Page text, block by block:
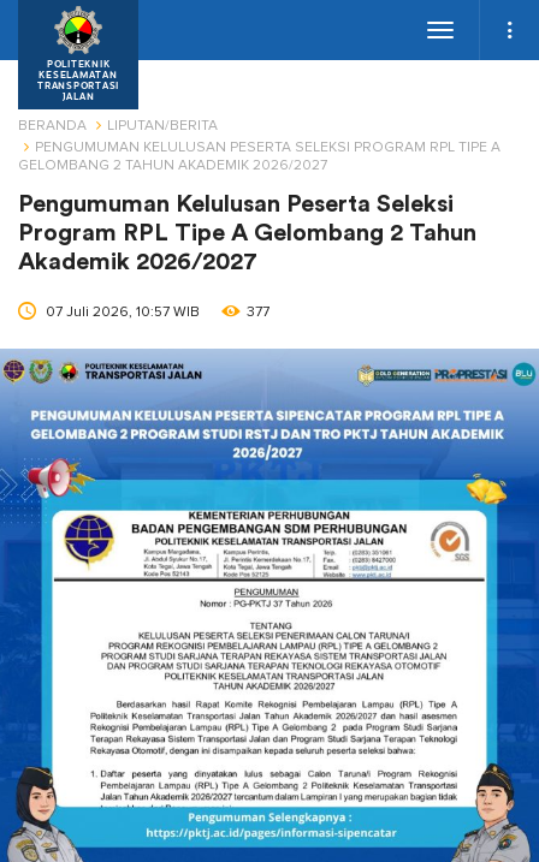
POLITEKNIK
KESELAMATAN
TRANSPORTASI
JALAN
Toggle
BERANDA
LIPUTAN/BERITA
PENGUMUMAN KELULUSAN PESERTA SELEKSI PROGRAM RPL TIPE A
GELOMBANG 2 TAHUN AKADEMIK 2026/2027
Pengumuman Kelulusan Peserta Seleksi
Program RPL Tipe A Gelombang 2 Tahun
Akademik 2026/2027
07 Juli 2026, 10:57 WIB 377